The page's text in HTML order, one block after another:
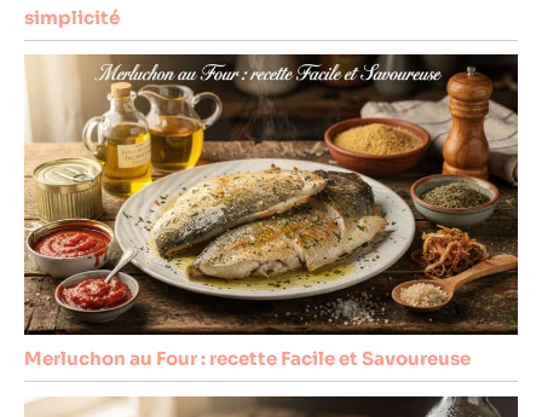
simplicité
Merluchon au Four : recette Facile et Savoureuse